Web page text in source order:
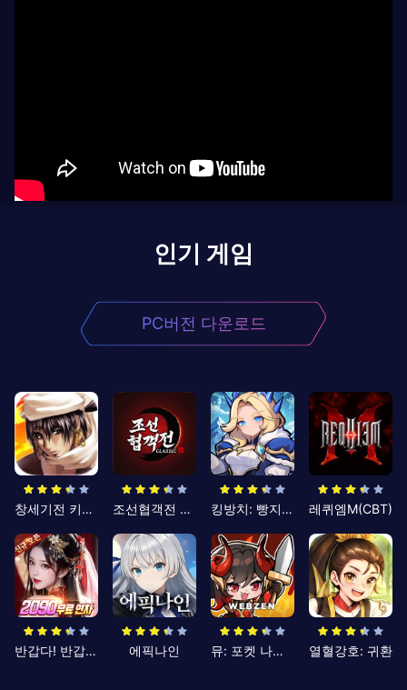
인기 게임
PC버전 다운로드
창세기전 키우기 조선협객전 클래식 킹방치: 빵지의 제왕 레퀴엠M(CBT)
반갑다! 반갑삼국지 에픽나인 뮤: 포켓 나이츠 열혈강호: 귀환